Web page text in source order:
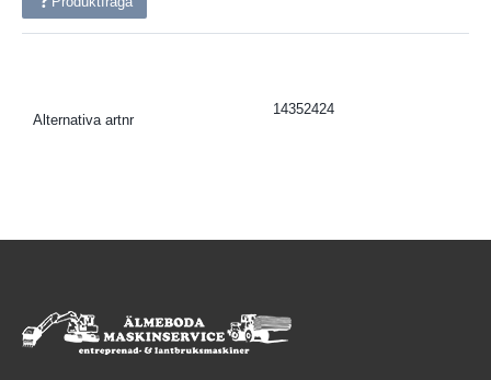
Alternativa artnr
14352424